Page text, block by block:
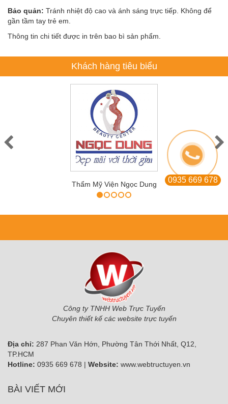
Bảo quản: Tránh nhiệt độ cao và ánh sáng trực tiếp. Không để
gần tầm tay trẻ em.
Thông tin chi tiết được in trên bao bì sản phẩm.
Khách hàng tiêu biểu
Thẩm Mỹ Viện Ngọc Dung
Công ty TNHH Web Trực Tuyến
Chuyên thiết kế các website trực tuyến
Địa chỉ: 287 Phan Văn Hớn, Phường Tân Thới Nhất, Q12,
TP.HCM
Hotline: 0935 669 678 | Website: www.webtructuyen.vn
BÀI VIẾT MỚI
0935 669 678